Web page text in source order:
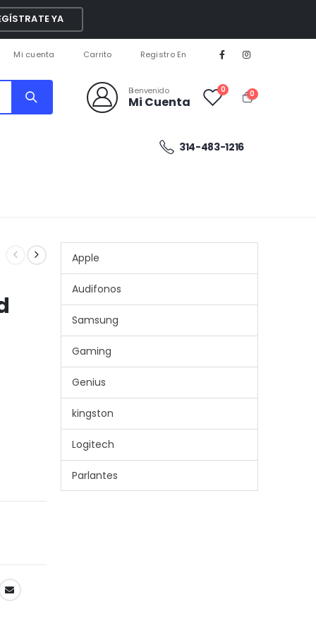
YA
Mi cuenta Carrito Registro En
Bienvenido
Mi Cuenta
0 0
314-483-1216
Apple
Audifonos
Samsung
Gaming
Genius
kingston
Logitech
Parlantes